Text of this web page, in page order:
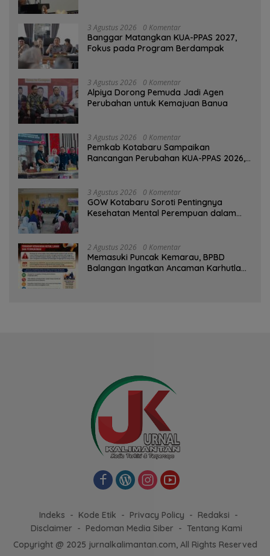
3 Agustus 2026 0 Komentar
‎Banggar Matangkan KUA-PPAS 2027,
Fokus pada Program Berdampak
3 Agustus 2026 0 Komentar
‎Alpiya Dorong Pemuda Jadi Agen
Perubahan untuk Kemajuan Banua ‎
3 Agustus 2026 0 Komentar
Pemkab Kotabaru Sampaikan
Rancangan Perubahan KUA-PPAS 2026,
3 Agustus 2026 0 Komentar
GOW Kotabaru Soroti Pentingnya
Kesehatan Mental Perempuan dalam
2 Agustus 2026 0 Komentar
Memasuki Puncak Kemarau, BPBD
Balangan Ingatkan Ancaman Karhutla
Indeks Kode Etik Privacy Policy
Redaksi
Disclaimer
Pedoman Media Siber
Tentang Kami
Copyright @ 2025 jurnalkalimantan.com, All Rights Reserved